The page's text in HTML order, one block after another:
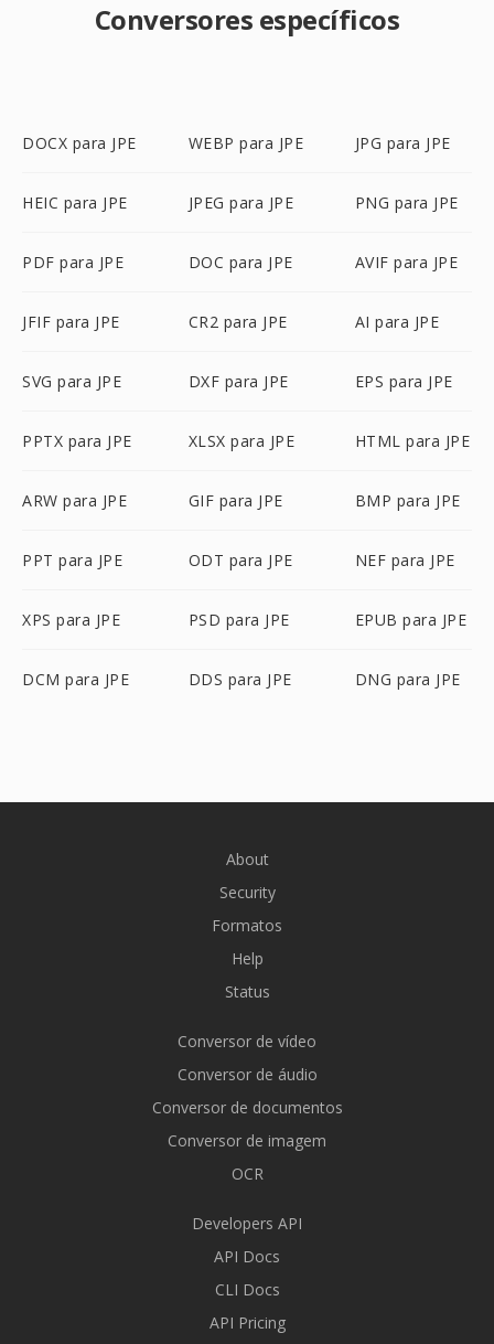
Conversores específicos
DOCX para JPE WEBP para JPE JPG para JPE
HEIC para JPE JPEG para JPE PNG para JPE
PDF para JPE DOC para JPE AVIF para JPE
JFIF para JPE CR2 para JPE AI para JPE
SVG para JPE DXF para JPE EPS para JPE
PPTX para JPE XLSX para JPE HTML para JPE
ARW para JPE GIF para JPE BMP para JPE
PPT para JPE ODT para JPE NEF para JPE
XPS para JPE PSD para JPE EPUB para JPE
DCM para JPE DDS para JPE DNG para JPE
About
Security
Formatos
Help
Status
Conversor de vídeo
Conversor de áudio
Conversor de documentos
Conversor de imagem
OCR
Developers API
API Docs
CLI Docs
API Pricing